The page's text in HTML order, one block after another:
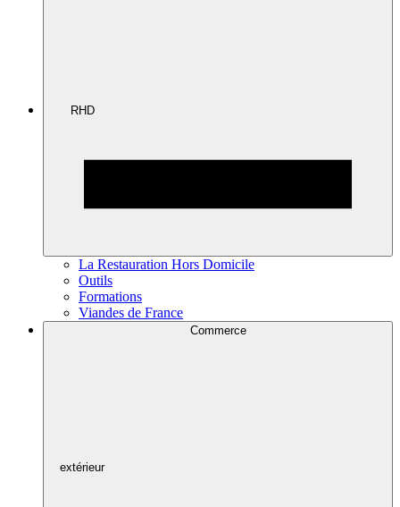
RHD
La Restauration Hors Domicile
Outils
Formations
Viandes de France
Commerce
extérieur